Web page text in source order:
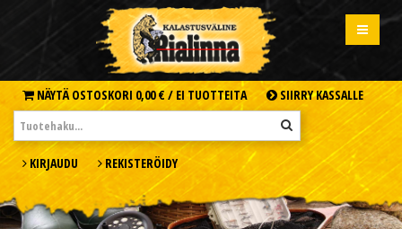
NÄYTÄ OSTOSKORI 0,00 € / EI TUOTTEITA SIIRRY KASSALLE
KIRJAUDU REKISTERÖIDY